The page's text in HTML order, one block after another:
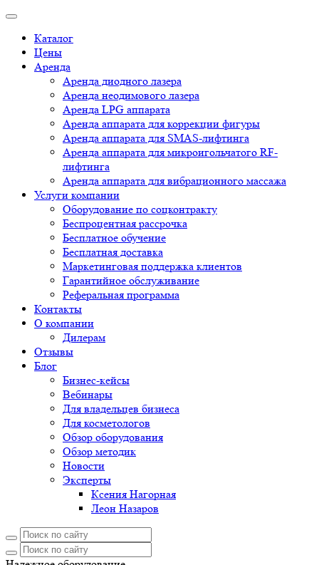
Каталог
Цены
Аренда
Аренда диодного лазера
Аренда неодимового лазера
Аренда LPG аппарата
Аренда аппарата для коррекции фигуры
Аренда аппарата для SMAS-лифтинга
Аренда аппарата для микроигольчатого RF-
лифтинга
Аренда аппарата для вибрационного массажа
Услуги компании
Оборудование по соцконтракту
Беспроцентная рассрочка
Бесплатное обучение
Бесплатная доставка
Маркетинговая поддержка клиентов
Гарантийное обслуживание
Реферальная программа
Контакты
О компании
Дилерам
Отзывы
Блог
Бизнес-кейсы
Вебинары
Для владельцев бизнеса
Для косметологов
Обзор оборудования
Обзор методик
Новости
Эксперты
Ксения Нагорная
Леон Назаров